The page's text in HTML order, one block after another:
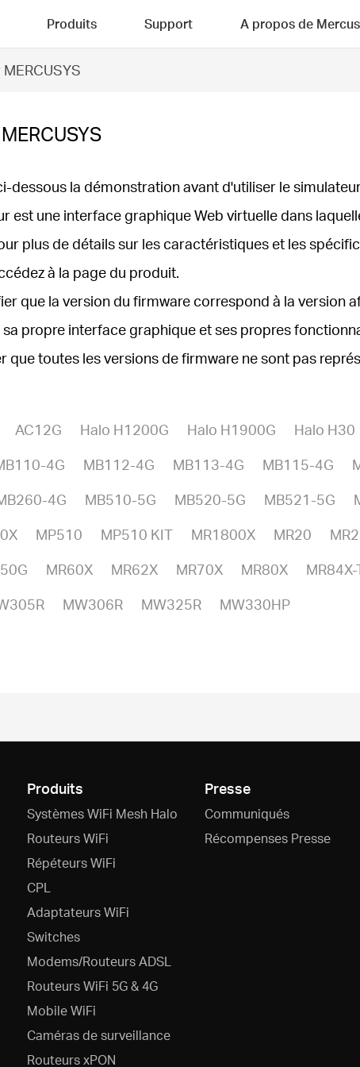
Produits Support A propos de
dessous la démonstration avant d'utiliser le
est une interface graphique Web virtuelle dans
plus de détails sur les caractéristiques et les
à la page du produit.
que la version du firmware correspond à la version
propre interface graphique et ses propres
que toutes les versions de firmware ne sont pas
AC12G Halo H1200G Halo H1900G Halo H30
4G MB112-4G MB113-4G MB115-4G
4G MB510-5G MB520-5G MB521-5G
MP510 MP510 KIT MR1800X MR20
MR60X MR62X MR70X MR80X
MW306R MW325R MW330HP
Produits
Systèmes WiFi Mesh Halo
Routeurs WiFi
Répéteurs WiFi
CPL
Adaptateurs WiFi
Switches
Modems/Routeurs ADSL
Routeurs WiFi 5G & 4G
Mobile WiFi
Caméras de surveillance
Routeurs xPON
Presse
Communiqués
Récompenses Presse